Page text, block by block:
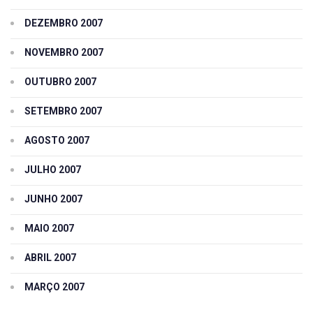
DEZEMBRO 2007
NOVEMBRO 2007
OUTUBRO 2007
SETEMBRO 2007
AGOSTO 2007
JULHO 2007
JUNHO 2007
MAIO 2007
ABRIL 2007
MARÇO 2007